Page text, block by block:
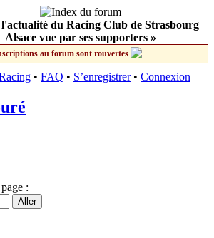
l'actualité du Racing Club de Strasbourg
Alsace vue par ses supporters »
au forum sont rouvertes
• FAQ • S’enregistrer• Connexion
: